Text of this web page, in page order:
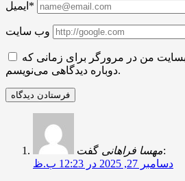
ایمیل*
وب سایت
من در مرورگر برای زمانی که
دوباره دیدگاهی می‌نویسم.
مهسا فراهانیگفت:
دسامبر 27, 2025 در 12:23 ب.ظ